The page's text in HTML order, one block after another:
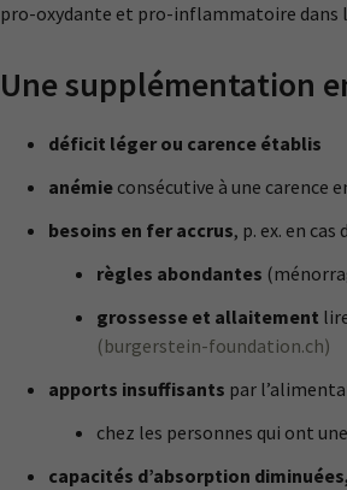
pro-oxydante et pro-inflammatoire dans
Une supplémentation
déficit léger ou carence établis
anémie consécutive à une carence
besoins en fer accrus, p. ex. en cas
règles abondantes
grossesse et allaitement
(burgerstein-foundation.ch)
apports insuffisants par
chez les personnes qui ont une
capacités d’absorption